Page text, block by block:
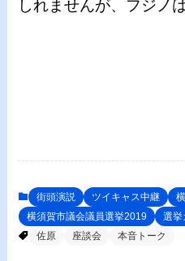
しれませんが、フジノ
街頭演説 ツイキャス中継
横須賀市議会議員選挙2019
選挙
佐原
座談会 本音トーク